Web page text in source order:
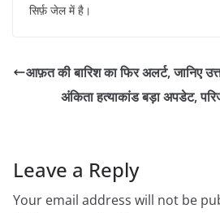
सिर्फ़ जेल में है।
आफ़त की बारिश का फिर अलर्ट, जानिए
अंकिता हत्याकांड बड़ा अपडेट,
Leave a Reply
Your email address will not be